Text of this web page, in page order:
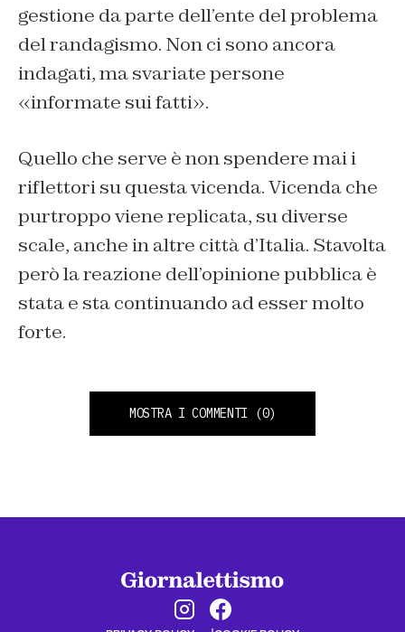
gestione da parte dell’ente del problema
del randagismo. Non ci sono ancora
indagati, ma svariate persone
«informate sui fatti».
Quello che serve è non spendere mai i
riflettori su questa vicenda. Vicenda che
purtroppo viene replicata, su diverse
scale, anche in altre città d’Italia. Stavolta
però la reazione dell’opinione pubblica è
stata e sta continuando ad esser molto
forte.
MOSTRA I COMMENTI (0)